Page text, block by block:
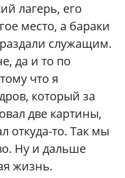
лагерь, его
место, а бараки
служащим.
да и то по
что я
который за
две картины,
откуда-то. Так мы
Ну и дальше
жизнь.